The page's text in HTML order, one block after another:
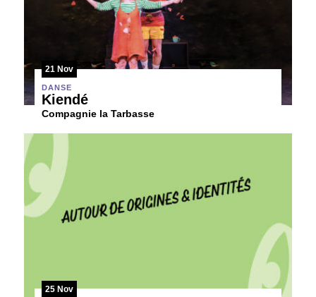
21 Nov
DANSE
Kiendé
Compagnie la Tarbasse
25 Nov